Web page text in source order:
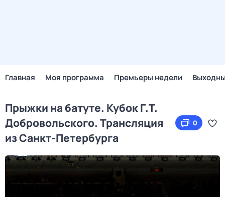
Главная Моя программа Премьеры недели
Прыжки на батуте. Кубок Г.Т.
Добровольского. Трансляция
из Санкт-Петербурга
0